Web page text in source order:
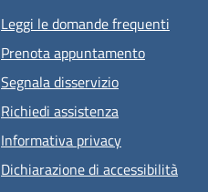
Menu piè di
Leggi le domande frequenti
Prenota appuntamento
Segnala disservizio
Richiedi assistenza
Informativa privacy
Dichiarazione di accessibilità